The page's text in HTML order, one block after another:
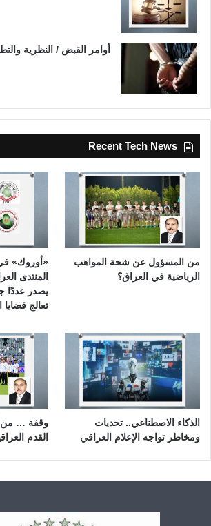
أوامر القبض / النظرية
Recent Tech News
من المسؤول عن شحة المواهب
الرياضية في العراق؟
«أوروك»
المنتدى
يصدر عددًا
تعالج قضايا
الذكاء الاصطناعي.. تحديات
ومخاطر تواجه الإعلام العراقي
وقفة … من
القدم